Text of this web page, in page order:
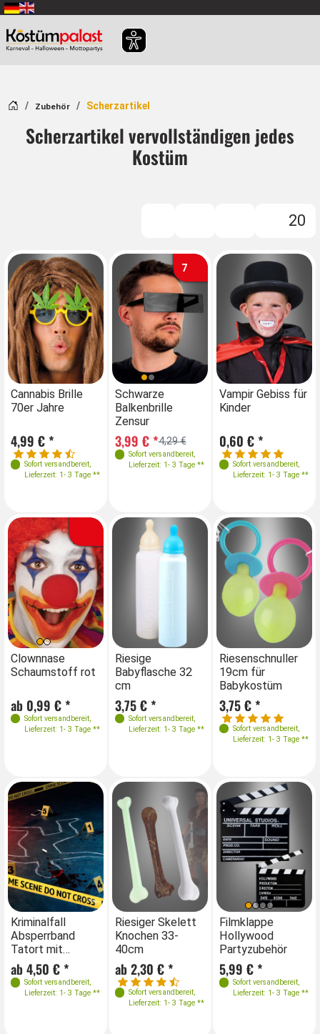
Zum Hauptinhalt springen
Startseite
Zubehör Scherzartikel
Scherzartikel vervollständigen jedes
Kostüm
20
Cannabis Brille
70er Jahre
4,99 € *
Sofort versandbereit,
Lieferzeit: 1- 3 Tage **
7
Schwarze
Balkenbrille
Zensur
4,29 €
3,99 € *
Sofort versandbereit,
Lieferzeit: 1- 3 Tage **
Farben
Vampir Gebiss für
Kinder
0,60 € *
Sofort versandbereit,
Lieferzeit: 1- 3 Tage **
Clownnase
Schaumstoff rot
ab 0,99 € *
Sofort versandbereit,
Lieferzeit: 1- 3 Tage **
Farben
Clownnase
Schaumstoff rot
ab 0,99 € *
Sofort versandbereit,
Lieferzeit: 1- 3 Tage **
Farben
Riesige
Babyflasche 32
cm
3,75 € *
Sofort versandbereit,
Lieferzeit: 1- 3 Tage **
Farben
Farben
Riesenschnuller
19cm für
Babykostüm
3,75 € *
Sofort versandbereit,
Lieferzeit: 1- 3 Tage **
Kriminalfall
Absperrband
Tatort mit
Zubehör
ab 4,50 € *
Sofort versandbereit,
Lieferzeit: 1- 3 Tage **
Farben
Riesiger Skelett
Knochen 33-
40cm
ab 2,30 € *
Sofort versandbereit,
Lieferzeit: 1- 3 Tage **
Farben
Filmklappe
Hollywood
Partyzubehör
5,99 € *
Sofort versandbereit,
Lieferzeit: 1- 3 Tage **